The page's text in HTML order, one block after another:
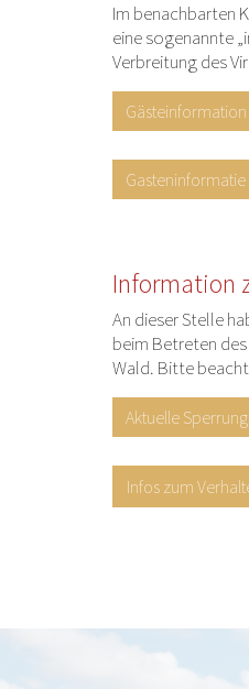
Im benachbarten
eine sogenannte
Verbreitung des
Information
An dieser Stelle
beim Betreten
Wald. Bitte
Aktuelle
Infos zum